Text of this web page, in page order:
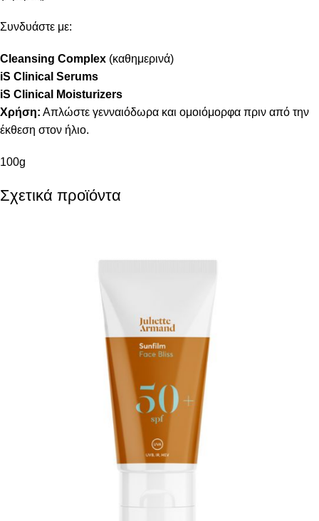
Συνδυάστε με:
Cleansing Complex (καθημερινά)
iS Clinical Serums
iS Clinical Moisturizers
Χρήση: Απλώστε γενναιόδωρα και ομοιόμορφα πριν από την
έκθεση στον ήλιο.
100g
Σχετικά προϊόντα